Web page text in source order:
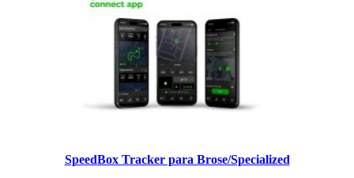
SpeedBox Tracker para Brose/Specialized